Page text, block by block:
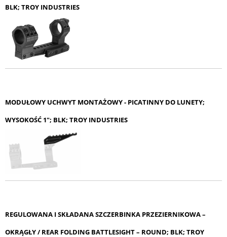
BLK; TROY INDUSTRIES
MODUŁOWY UCHWYT MONTAŻOWY - PICATINNY DO LUNETY;
WYSOKOŚĆ 1"; BLK; TROY INDUSTRIES
REGULOWANA I SKŁADANA SZCZERBINKA PRZEZIERNIKOWA –
OKRĄGŁY / REAR FOLDING BATTLESIGHT – ROUND; BLK; TROY